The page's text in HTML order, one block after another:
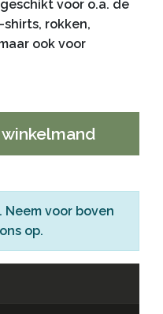
voor o.a. de
rokken,
ook voor
winkelmand
voor boven
op.